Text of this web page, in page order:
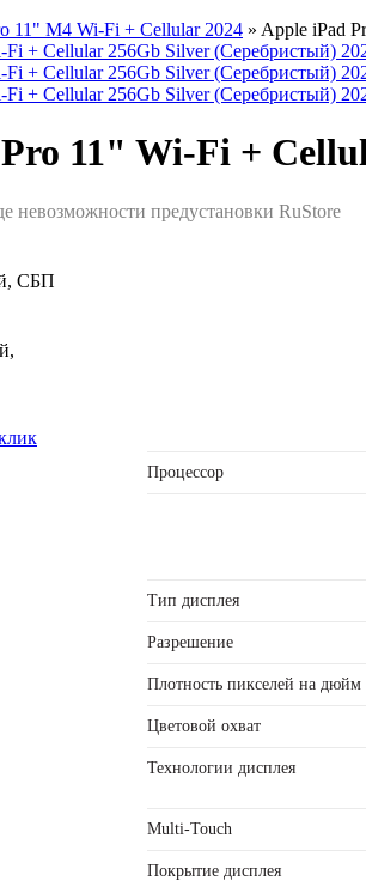
11" M4 Wi-Fi + Cellular 2024 » Apple iPad
11" Wi-Fi +
невозможности предустановки RuStore
СБП
Процессор
Тип дисплея
Разрешение
Плотность пикселей на дюйм
Цветовой охват
Технологии дисплея
Multi-Touch
Покрытие дисплея